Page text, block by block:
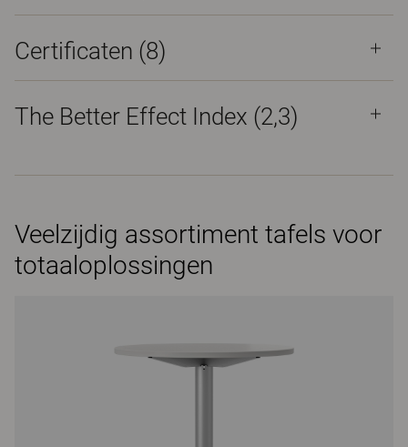
Certificaten (8)
The Better Effect Index (2,3)
Veelzijdig assortiment tafels voor
totaaloplossingen